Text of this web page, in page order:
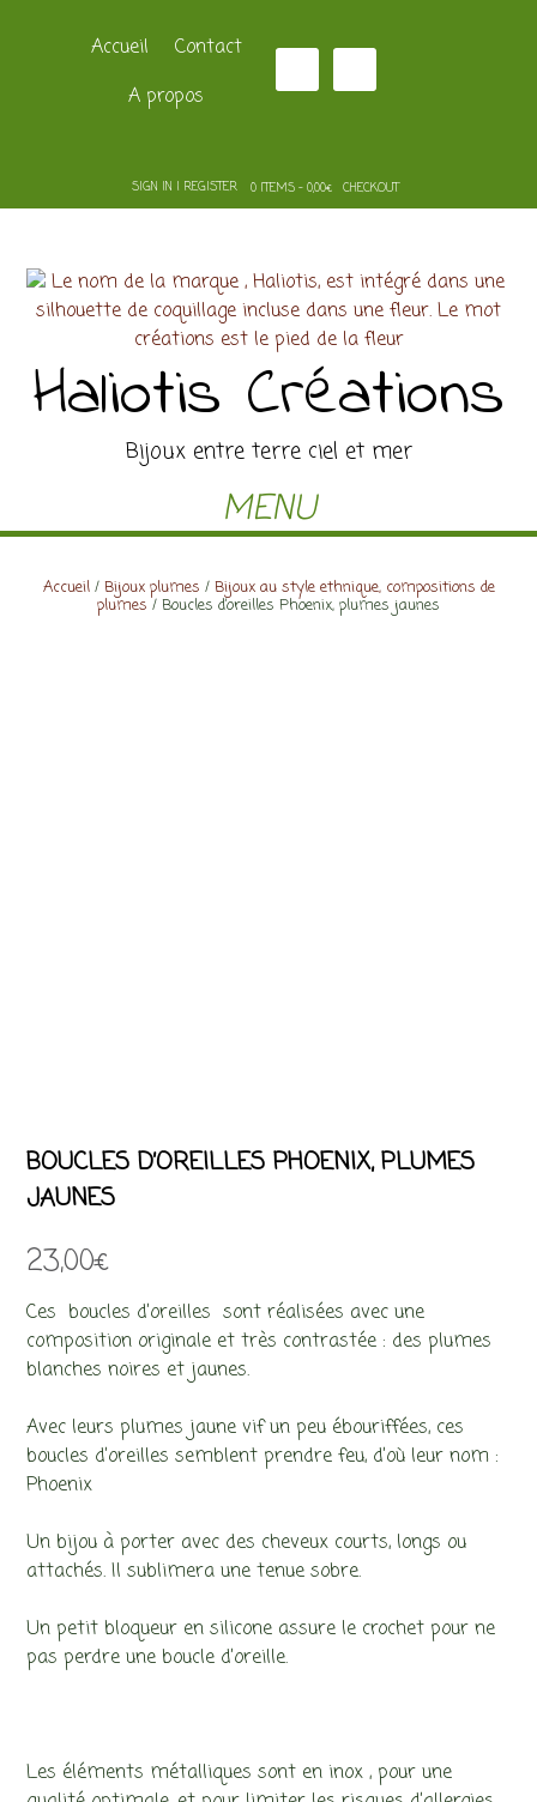
Accueil
Contact
A propos
SIGN IN | REGISTER 0 ITEMS - 0,00€ CHECKOUT
Haliotis Créations
Bijoux entre terre ciel et mer
MENU
Accueil/ Bijoux plumes / Bijoux au style ethnique, compositions de
plumes / Boucles d’oreilles Phoenix, plumes jaunes
BOUCLES D’OREILLES PHOENIX, PLUMES
JAUNES
23,00€
Ces boucles d’oreilles sont réalisées avec une
composition originale et très contrastée : des plumes
blanches noires et jaunes.
Avec leurs plumes jaune vif un peu ébouriffées, ces
boucles d’oreilles semblent prendre feu, d’où leur nom :
Phoenix
Un bijou à porter avec des cheveux courts, longs ou
attachés. Il sublimera une tenue sobre.
Un petit bloqueur en silicone assure le crochet pour ne
pas perdre une boucle d’oreille.
Les éléments métalliques sont en inox , pour une